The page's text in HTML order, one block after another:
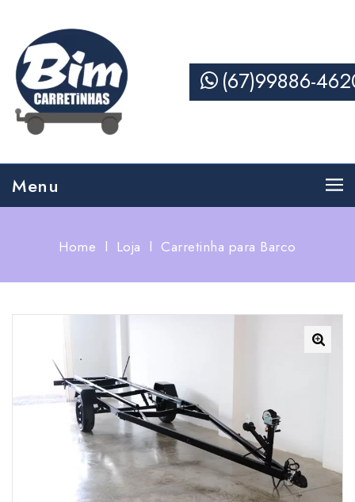
(67)99886-
Menu
Home l Loja l Carretinha para Barco